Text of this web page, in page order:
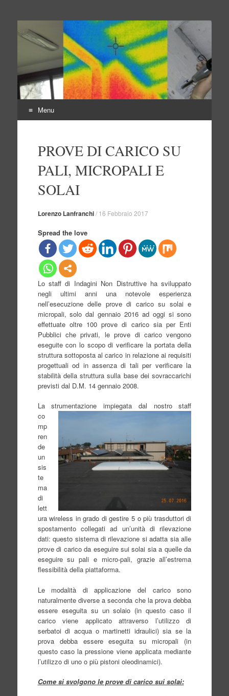
Indagini non distruttive
Indagini Ingegneria e Sicurezza
Menu
contenutoPROVE DI CARICO SU
PALI, MICROPALI E
SOLAI
Lorenzo Lanfranchi/ 16 Febbraio 2017
Spread the love
Lo staff di Indagini Non Distruttive ha sviluppato
negli ultimi anni una notevole esperienza
nell’esecuzione delle prove di carico su solai e
micropali, solo dal gennaio 2016 ad oggi si sono
effettuate oltre 100 prove di carico sia per Enti
Pubblici che privati, le prove di carico vengono
eseguite con lo scopo di verificare la portata della
struttura sottoposta al carico in relazione ai requisiti
progettuali od in assenza di tali per verificare la
stabilità della struttura sulla base dei sovraccarichi
previsti dal D.M. 14 gennaio 2008.
La strumentazione impiegata dal nostro staff
co
mp
ren
de
un
sis
te
ma
di
lett
ura wireless in grado di gestire 5 o più trasduttori di
spostamento collegati ad un’unità di rilevazione
dati: questo sistema di rilevazione si adatta sia alle
prove di carico da eseguire sui solai sia a quelle da
eseguire su pali e micro-pali, grazie all’estrema
flessibilità della piattaforma.
Le modalità di applicazione del carico sono
naturalmente diverse a seconda che la prova debba
essere eseguita su un solaio (in questo caso il
carico viene applicato attraverso l’utilizzo di
serbatoi di acqua o martinetti idraulici) sia se la
prova debba essere eseguita su micropali (in
questo caso la pressione viene applicata mediante
l’utilizzo di uno o più pistoni oleodinamici).
Come si svolgono le prove di carico sui solai: